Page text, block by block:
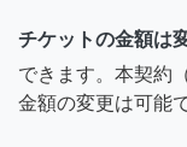
チケットの金額は
できます。本契約
金額の変更は可能